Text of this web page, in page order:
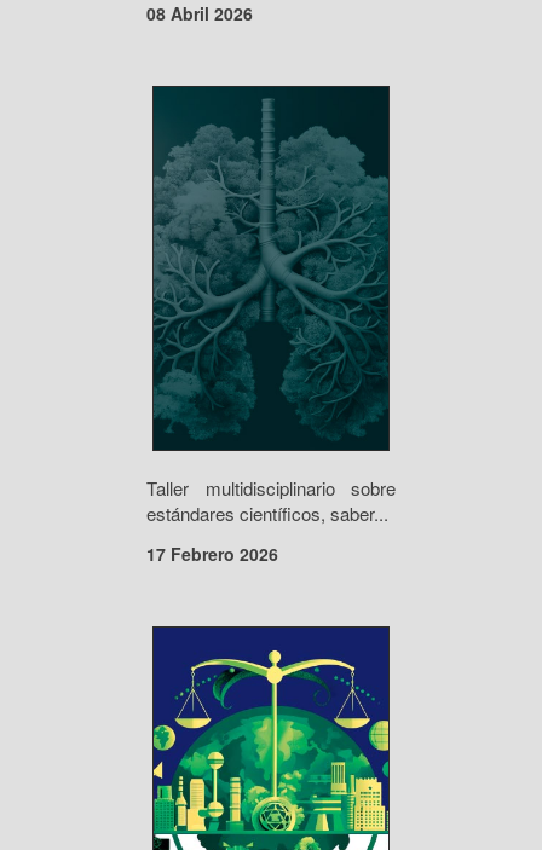
08 Abril 2026
Taller multidisciplinario sobre
estándares científicos, saber...
17 Febrero 2026